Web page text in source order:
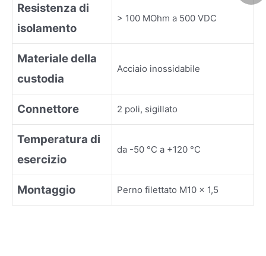
Resistenza di
isolamento
> 100 MOhm a 500 VDC
Materiale della
custodia
Acciaio inossidabile
Connettore 2 poli, sigillato
Temperatura di
esercizio
da -50 °C a +120 °C
Montaggio Perno filettato M10 x 1,5